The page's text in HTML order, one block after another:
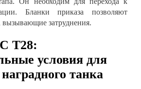
Бланки приказа позволяют
вызывающие затруднения.
T28:
условия для
танка